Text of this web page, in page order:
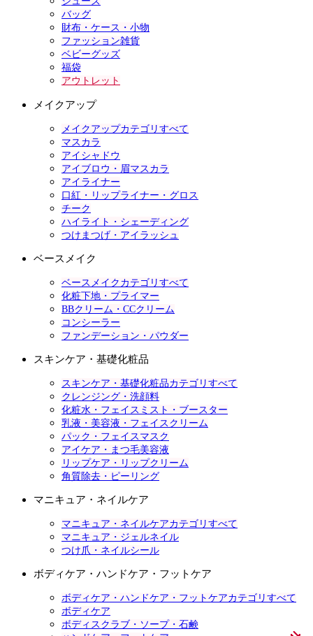
バッグ
財布・ケース・小物
ファッション雑貨
ベビーグッズ
福袋
アウトレット
メイクアップ
メイクアップカテゴリすべて
マスカラ
アイシャドウ
アイブロウ・眉マスカラ
アイライナー
口紅・リップライナー・グロス
チーク
ハイライト・シェーディング
つけまつげ・アイラッシュ
ベースメイク
ベースメイクカテゴリすべて
化粧下地・プライマー
BBクリーム・CCクリーム
コンシーラー
ファンデーション・パウダー
スキンケア・基礎化粧品
スキンケア・基礎化粧品カテゴリすべて
クレンジング・洗顔料
化粧水・フェイスミスト・ブースター
乳液・美容液・フェイスクリーム
パック・フェイスマスク
アイケア・まつ毛美容液
リップケア・リップクリーム
角質除去・ピーリング
マニキュア・ネイルケア
マニキュア・ネイルケアカテゴリすべて
マニキュア・ジェルネイル
つけ爪・ネイルシール
ボディケア・ハンドケア・フットケア
ボディケア・ハンドケア・フットケアカテゴリすべて
ボディケア
ボディスクラブ・ソープ・石鹸